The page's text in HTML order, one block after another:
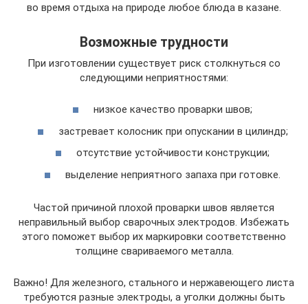
во время отдыха на природе любое блюда в казане.
Возможные трудности
При изготовлении существует риск столкнуться со
следующими неприятностями:
низкое качество проварки швов;
застревает колосник при опускании в цилиндр;
отсутствие устойчивости конструкции;
выделение неприятного запаха при готовке.
Частой причиной плохой проварки швов является
неправильный выбор сварочных электродов. Избежать
этого поможет выбор их маркировки соответственно
толщине свариваемого металла.
Важно! Для железного, стального и нержавеющего листа
требуются разные электроды, а уголки должны быть